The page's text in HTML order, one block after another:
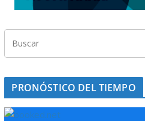
PRONÓSTICO DEL TIEMPO